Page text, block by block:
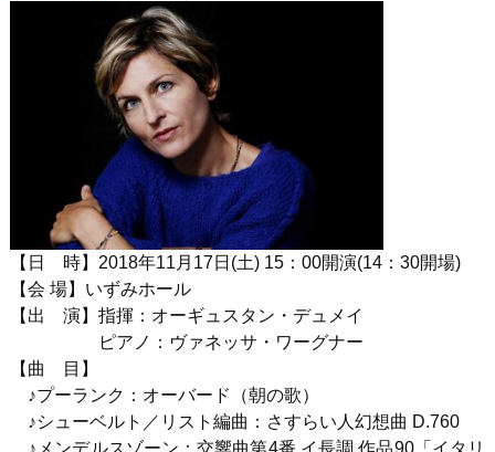
【日 時】 2018年11 月 17 日 (土) 15： 00開演(14： 30開場)
【会 場】いずみホール
【出 演】指揮：オーギュスタン・デュメイ
ピアノ：ヴァネッサ・ワーグナー
【曲 目】
♪プーランク：オーバード（朝の歌）
♪シューベルト／リスト編曲：さすらい人幻想曲 D.760
♪メンデルスゾーン：交響曲第4番 イ長調 作品90「イタリ